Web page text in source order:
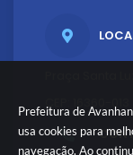
Prefeitura de
usa cookies para
navegação. Ao
CEP: 16360-013